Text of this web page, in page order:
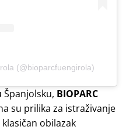
(@bioparcfuengirola)
BIOPARC
su prilika za istraživanje
obilazak